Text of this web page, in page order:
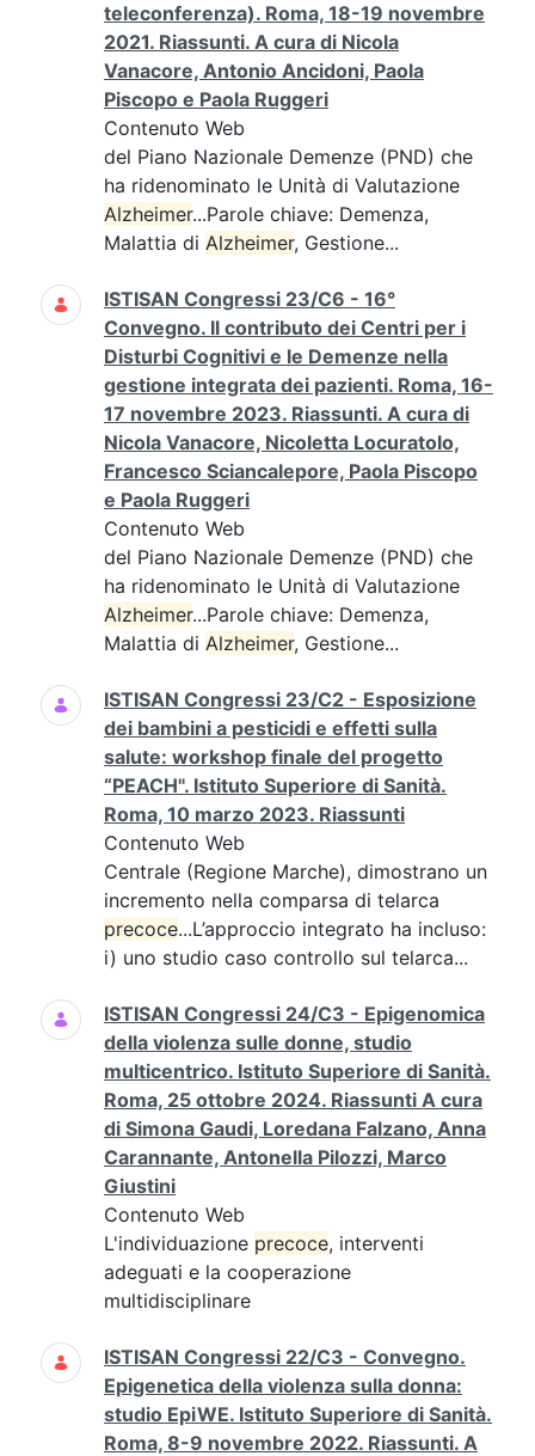
teleconferenza). Roma, 18-19 novembre
2021. Riassunti. A cura di Nicola
Vanacore, Antonio Ancidoni, Paola
Piscopo e Paola Ruggeri
Contenuto Web
del Piano Nazionale Demenze (PND) che
ha ridenominato le Unità di Valutazione
Alzheimer...Parole chiave: Demenza,
Malattia di Alzheimer, Gestione...
ISTISAN Congressi 23/C6 - 16°
Convegno. Il contributo dei Centri per i
Disturbi Cognitivi e le Demenze nella
gestione integrata dei pazienti. Roma, 16-
17 novembre 2023. Riassunti. A cura di
Nicola Vanacore, Nicoletta Locuratolo,
Francesco Sciancalepore, Paola Piscopo
e Paola Ruggeri
Contenuto Web
del Piano Nazionale Demenze (PND) che
ha ridenominato le Unità di Valutazione
Alzheimer...Parole chiave: Demenza,
Malattia di Alzheimer, Gestione...
ISTISAN Congressi 23/C2 - Esposizione
dei bambini a pesticidi e effetti sulla
salute: workshop finale del progetto
“PEACH". Istituto Superiore di Sanità.
Roma, 10 marzo 2023. Riassunti
Contenuto Web
Centrale (Regione Marche), dimostrano un
incremento nella comparsa di telarca
precoce...L’approccio integrato ha incluso:
i) uno studio caso controllo sul telarca...
ISTISAN Congressi 24/C3 - Epigenomica
della violenza sulle donne, studio
multicentrico. Istituto Superiore di Sanità.
Roma, 25 ottobre 2024. Riassunti A cura
di Simona Gaudi, Loredana Falzano, Anna
Carannante, Antonella Pilozzi, Marco
Giustini
Contenuto Web
L'individuazione precoce, interventi
adeguati e la cooperazione
multidisciplinare
ISTISAN Congressi 22/C3 - Convegno.
Epigenetica della violenza sulla donna:
studio EpiWE. Istituto Superiore di Sanità.
Roma, 8-9 novembre 2022. Riassunti. A